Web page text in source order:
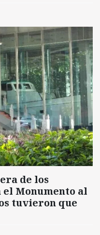
de los
Monumento al
tuvieron que